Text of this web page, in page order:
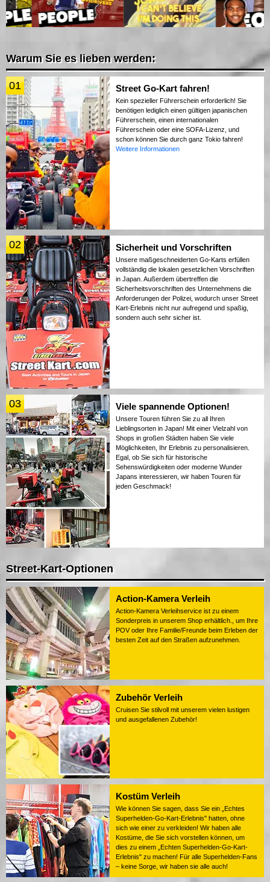
Warum Sie es lieben werden:
01 Street Go-Kart fahren!
Kein spezieller Führerschein erforderlich! Sie
benötigen lediglich einen gültigen japanischen
Führerschein, einen internationalen
Führerschein oder eine SOFA-Lizenz, und
schon können Sie durch ganz Tokio fahren!
Weitere Informationen
02 Sicherheit und Vorschriften
Unsere maßgeschneiderten Go-Karts erfüllen
vollständig die lokalen gesetzlichen Vorschriften
in Japan. Außerdem übertreffen die
Sicherheitsvorschriften des Unternehmens die
Anforderungen der Polizei, wodurch unser Street
Kart-Erlebnis nicht nur aufregend und spaßig,
sondern auch sehr sicher ist.
03 Viele spannende Optionen!
Unsere Touren führen Sie zu all Ihren
Lieblingsorten in Japan! Mit einer Vielzahl von
Shops in großen Städten haben Sie viele
Möglichkeiten, Ihr Erlebnis zu personalisieren.
Egal, ob Sie sich für historische
Sehenswürdigkeiten oder moderne Wunder
Japans interessieren, wir haben Touren für
jeden Geschmack!
Street-Kart-Optionen
Action-Kamera Verleih
Action-Kamera Verleihservice ist zu einem
Sonderpreis in unserem Shop erhältlich., um Ihre
POV oder Ihre Familie/Freunde beim Erleben der
besten Zeit auf den Straßen aufzunehmen.
Zubehör Verleih
Cruisen Sie stilvoll mit unserem vielen lustigen
und ausgefallenen Zubehör!
Kostüm Verleih
Wie können Sie sagen, dass Sie ein „Echtes
Superhelden-Go-Kart-Erlebnis" hatten, ohne
sich wie einer zu verkleiden! Wir haben alle
Kostüme, die Sie sich vorstellen können, um
dies zu einem „Echten Superhelden-Go-Kart-
Erlebnis" zu machen! Für alle Superhelden-Fans
– keine Sorge, wir haben sie alle auch!